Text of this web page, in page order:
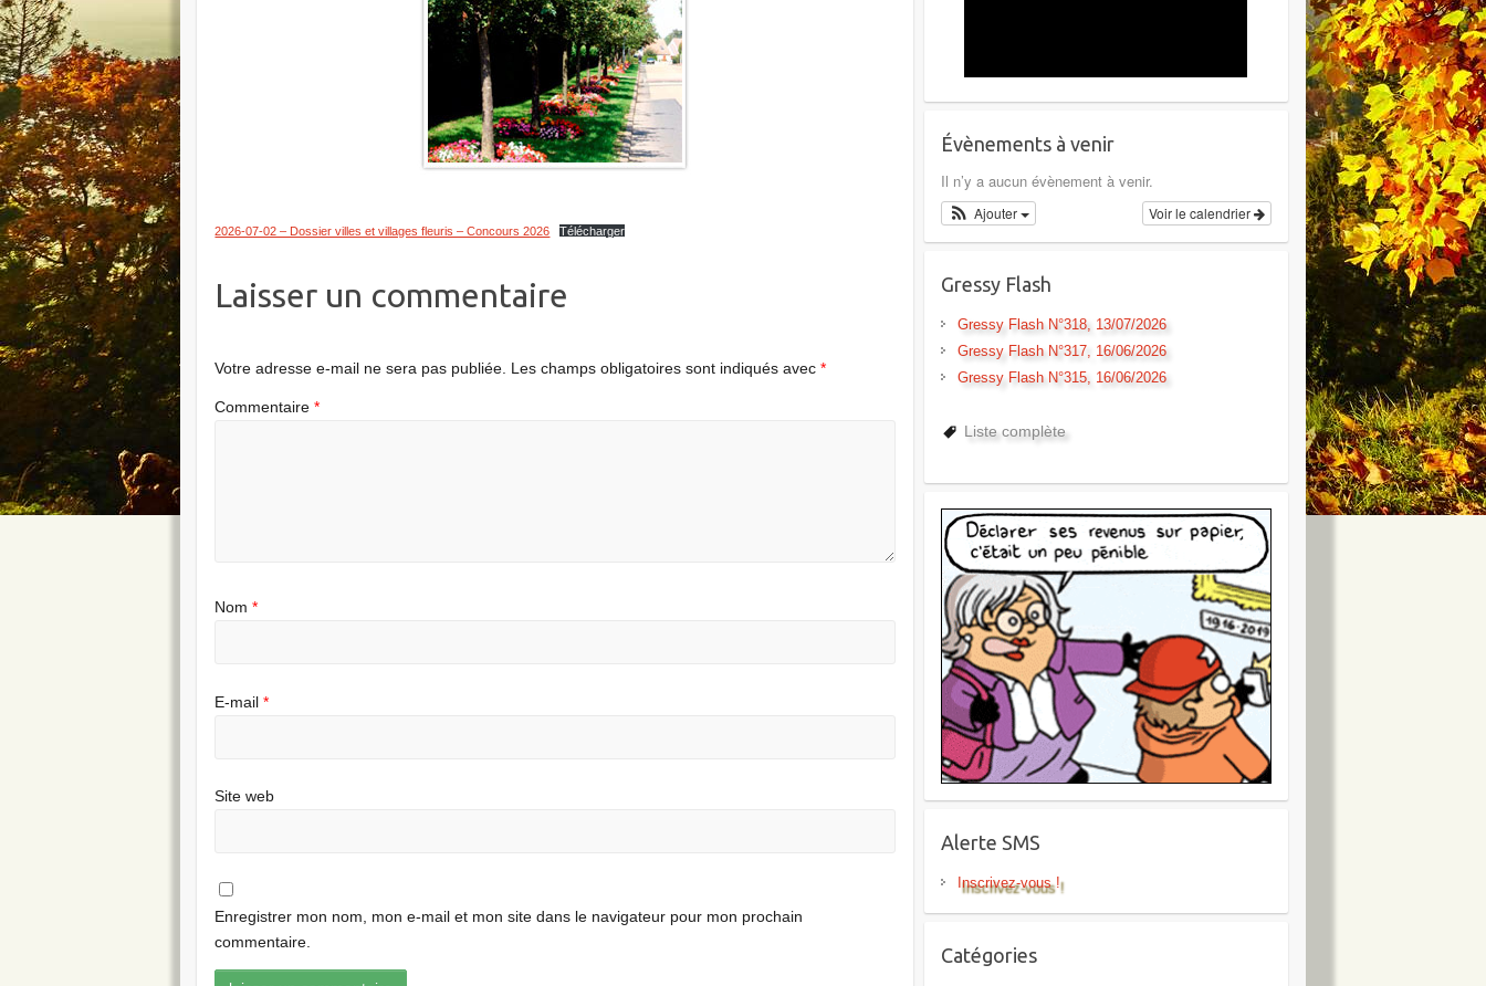
2026-07-02 – Dossier villes et villages fleuris – Concours 2026 Télécharger
Laisser un commentaire
Votre adresse e-mail ne sera pas publiée. Les champs obligatoires sont indiqués avec*
Commentaire*
Nom*
E-mail*
Site web
Enregistrer mon nom, mon e-mail et mon site dans le navigateur pour mon prochain
commentaire.
Évènements à venir
Il n’y a aucun évènement à venir.
Voir le calendrier
Ajouter
Gressy Flash
Gressy Flash N°318, 13/07/2026
Gressy Flash N°317, 16/06/2026
Gressy Flash N°315, 16/06/2026
Liste complète
Alerte SMS
Inscrivez-vous !
Catégories